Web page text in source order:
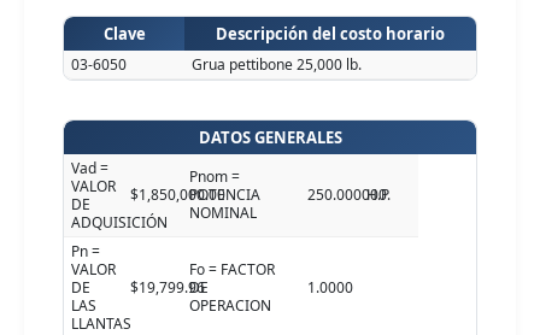
Clave Descripción del costo horario
03-6050 Grua pettibone 25,000 lb.
DATOS GENERALES
Vad =
VALOR
DE
ADQUISICIÓN
$1,850,000.00
Pnom =
POTENCIA
NOMINAL
250.000000
H.P.
Pn =
VALOR
DE
LAS
LLANTAS
$19,799.96
Fo = FACTOR
DE
OPERACION
1.0000